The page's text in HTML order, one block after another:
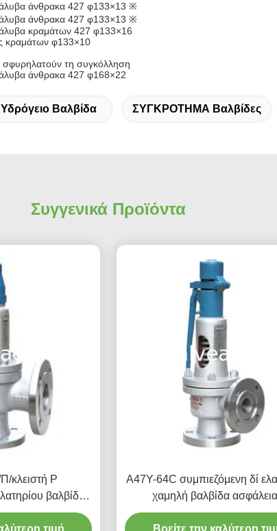
άνθρακα 427 φ133×13 ※
άνθρακα 427 φ133×13 ※
κραμάτων 427 φ133×16
κραμάτων φ133×10
τη συγκόλληση
άνθρακα 427 φ168×22
Βαλβίδα ΣΥΓΚΡΟΤΗΜΑ Βαλβίδες
Συγγενικά Προϊόντα
κλειστή Ρ
βαλβίδα
ηλεκτρικού
ασφάλειας
τιμή
A47Y-64C συμπιεζόμενη δί
χαμηλή βαλβίδα
ανελκυστήρων βαλβίδων
παραγωγής ηλεκτρικού
Βρείτε την καλύτερη